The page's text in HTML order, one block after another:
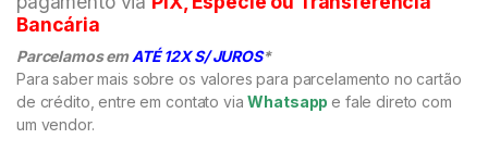
Bancária
Parcelamos emATÉ 12X S/ JUROS*
Para saber mais sobre os valores para parcelamento no cartão
de crédito, entre em contato viaWhatsapp e fale direto com
um vendor.